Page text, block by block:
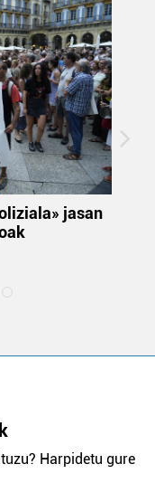
jasan
Harpidetu gure